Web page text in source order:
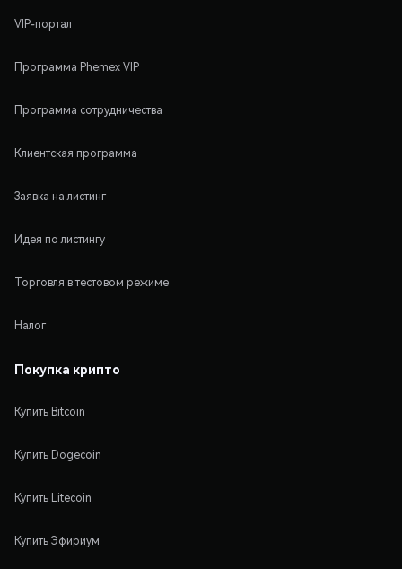
VIP-портал
Программа Phemex VIP
Программа сотрудничества
Клиентская программа
Заявка на листинг
Идея по листингу
Торговля в тестовом режиме
Налог
Покупка крипто
Купить Bitcoin
Купить Dogecoin
Купить Litecoin
Купить Эфириум